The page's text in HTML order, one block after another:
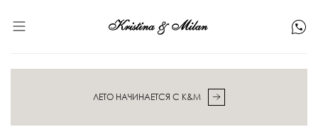
ЛЕТО НАЧИНАЕТСЯ С K&M